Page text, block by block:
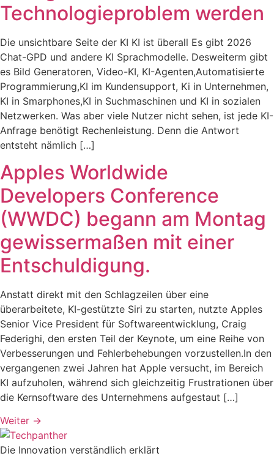
Technologieproblem werden
Die unsichtbare Seite der KI KI ist überall Es gibt 2026
Chat-GPD und andere KI Sprachmodelle. Desweiterm gibt
es Bild Generatoren, Video-KI, KI-Agenten,Automatisierte
Programmierung,KI im Kundensupport, Ki in Unternehmen,
KI in Smarphones,KI in Suchmaschinen und KI in sozialen
Netzwerken. Was aber viele Nutzer nicht sehen, ist jede KI-
Anfrage benötigt Rechenleistung. Denn die Antwort
entsteht nämlich […]
Apples Worldwide
Developers Conference
(WWDC) begann am Montag
gewissermaßen mit einer
Entschuldigung.
Anstatt direkt mit den Schlagzeilen über eine
überarbeitete, KI-gestützte Siri zu starten, nutzte Apples
Senior Vice President für Softwareentwicklung, Craig
Federighi, den ersten Teil der Keynote, um eine Reihe von
Verbesserungen und Fehlerbehebungen vorzustellen.In den
vergangenen zwei Jahren hat Apple versucht, im Bereich
KI aufzuholen, während sich gleichzeitig Frustrationen über
die Kernsoftware des Unternehmens aufgestaut […]
Weiter →
Die Innovation verständlich erklärt